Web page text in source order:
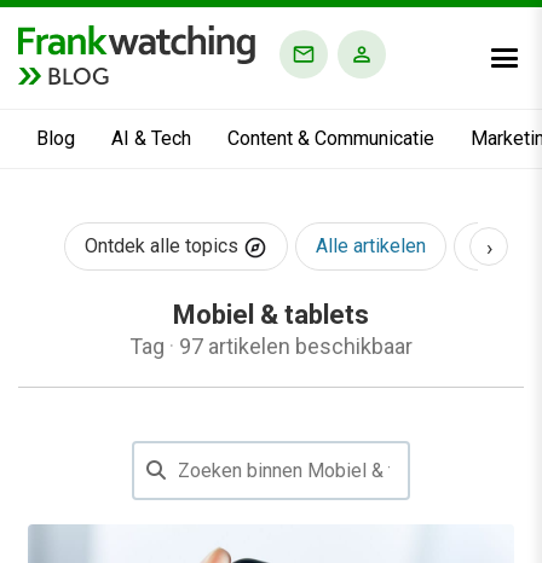
BLOG
Blog AI & Tech Content & Communicatie
Ontdek alle topics Alle artikelen AI &
›
Mobiel & tablets
Tag · 97 artikelen beschikbaar